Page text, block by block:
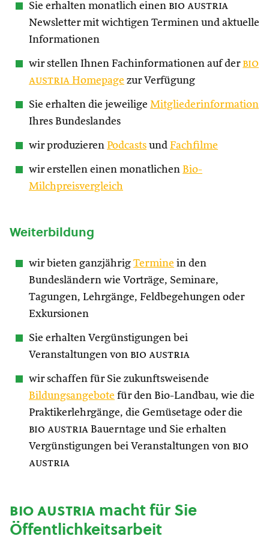
Sie erhalten monatlich einen bio austria
Newsletter mit wichtigen Terminen und aktuelle
Informationen
wir stellen Ihnen Fachinformationen auf der bio
austria Homepage zur Verfügung
Sie erhalten die jeweilige Mitgliederinformation
Ihres Bundeslandes
wir produzieren Podcasts und Fachfilme
wir erstellen einen monatlichen Bio-
Milchpreisvergleich
Weiterbildung
wir bieten ganzjährig Termine in den
Bundesländern wie Vorträge, Seminare,
Tagungen, Lehrgänge, Feldbegehungen oder
Exkursionen
Sie erhalten Vergünstigungen bei
Veranstaltungen von bio austria
wir schaffen für Sie zukunftsweisende
Bildungsangebote für den Bio-Landbau, wie die
Praktikerlehrgänge, die Gemüsetage oder die
bio austria Bauerntage und Sie erhalten
Vergünstigungen bei Veranstaltungen von bio
austria
bio austriamacht für Sie
Öffentlichkeitsarbeit